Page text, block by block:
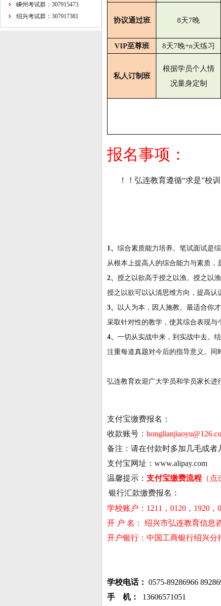
嵊州考试群：307915473
绍兴考试群：307917381
协议通过班 8天7晚
VIP至尊班 8天7晚+n天练习
私人订制班
根据学员个人情
况量身定制
报名事项：
！！弘连教育遵循“求是”校训
1、 综合素质能力培养。笔试面试是
从根本上提高人的综合能力与素质
2、 授之以欲高于授之以渔。授之以
授之以欲可以认清思维方向，提高
3、
以人为本，因人施教。最适合你
采取针对性的教学，使其综合表现与
4、 一切从实战中来，到实战中去。
注重每道真题对今后的指导意义。
弘连教育欢迎广大学员和学员家长
支付宝缴费报名：
收款账号：
备注：请在付款时多加几毛或者
支付宝网址： www.alipay.com
温馨提示： 支付宝缴费流程 （
银行汇款缴费报名：
学校账户：1211，0120，1920，
开 户 名： 绍兴市弘连教育信息
开户银行：中国工商银行绍兴分
学校电话： 0575-89286966
手 机：
13606571051